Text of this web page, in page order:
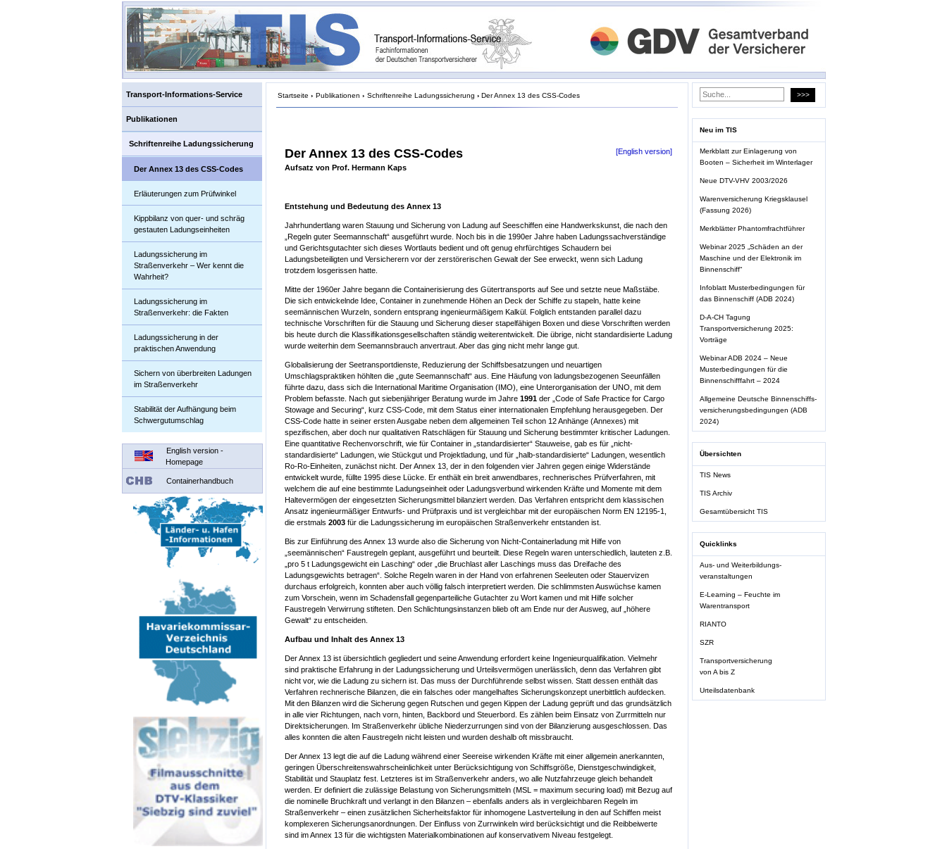
Transport-Informations-Service
Publikationen
Schriftenreihe Ladungssicherung
Der Annex 13 des CSS-Codes
Erläuterungen zum Prüfwinkel
Kippbilanz von quer- und schräg
gestauten Ladungseinheiten
Ladungssicherung im
Straßenverkehr – Wer kennt die
Wahrheit?
Ladungssicherung im
Straßenverkehr: die Fakten
Ladungssicherung in der
praktischen Anwendung
Sichern von überbreiten Ladungen
im Straßenverkehr
Stabilität der Aufhängung beim
Schwergutumschlag
English version -
Homepage
Containerhandbuch
Startseite › Publikationen › Schriftenreihe Ladungssicherung › Der Annex 13 des CSS-Codes
Der Annex 13 des CSS-Codes
Aufsatz von Prof. Hermann Kaps
[English version]
Entstehung und Bedeutung des Annex 13
Jahrhundertlang waren Stauung und Sicherung von Ladung auf Seeschiffen eine Handwerkskunst, die nach den
„Regeln guter Seemannschaft“ ausgeführt wurde. Noch bis in die 1990er Jahre haben Ladungssachverständige
und Gerichtsgutachter sich dieses Wortlauts bedient und oft genug ehrfürchtiges Schaudern bei
Ladungsbeteiligten und Versicherern vor der zerstörerischen Gewalt der See erweckt, wenn sich Ladung
trotzdem losgerissen hatte.
Mitte der 1960er Jahre begann die Containerisierung des Gütertransports auf See und setzte neue Maßstäbe.
Die sich entwickelnde Idee, Container in zunehmende Höhen an Deck der Schiffe zu stapeln, hatte keine
seemännischen Wurzeln, sondern entsprang ingenieurmäßigem Kalkül. Folglich entstanden parallel dazu
technische Vorschriften für die Stauung und Sicherung dieser stapelfähigen Boxen und diese Vorschriften werden
bis heute durch die Klassifikationsgesellschaften ständig weiterentwickelt. Die übrige, nicht standardisierte Ladung
wurde weiterhin dem Seemannsbrauch anvertraut. Aber das ging nicht mehr lange gut.
Globalisierung der Seetransportdienste, Reduzierung der Schiffsbesatzungen und neuartigen
Umschlagspraktiken höhlten die „gute Seemannschaft“ aus. Eine Häufung von ladungsbezogenen Seeunfällen
führte dazu, dass sich die International Maritime Organisation (IMO), eine Unterorganisation der UNO, mit dem
Problem befasste. Nach gut siebenjähriger Beratung wurde im Jahre 1991 der „Code of Safe Practice for Cargo
Stowage and Securing“, kurz CSS-Code, mit dem Status einer internationalen Empfehlung herausgegeben. Der
CSS-Code hatte in seiner ersten Ausgabe neben dem allgemeinen Teil schon 12 Anhänge (Annexes) mit
spezifischen, aber doch nur qualitativen Ratschlägen für Stauung und Sicherung bestimmter kritischer Ladungen.
Eine quantitative Rechenvorschrift, wie für Container in „standardisierter“ Stauweise, gab es für „nicht-
standardisierte“ Ladungen, wie Stückgut und Projektladung, und für „halb-standardisierte“ Ladungen, wesentlich
Ro-Ro-Einheiten, zunächst nicht. Der Annex 13, der in den folgenden vier Jahren gegen einige Widerstände
entwickelt wurde, füllte 1995 diese Lücke. Er enthält ein breit anwendbares, rechnerisches Prüfverfahren, mit
welchem die auf eine bestimmte Ladungseinheit oder Ladungsverbund wirkenden Kräfte und Momente mit dem
Haltevermögen der eingesetzten Sicherungsmittel bilanziert werden. Das Verfahren entspricht dem klassischen
Ansatz ingenieurmäßiger Entwurfs- und Prüfpraxis und ist vergleichbar mit der europäischen Norm EN 12195-1,
die erstmals 2003 für die Ladungssicherung im europäischen Straßenverkehr entstanden ist.
Bis zur Einführung des Annex 13 wurde also die Sicherung von Nicht-Containerladung mit Hilfe von
„seemännischen“ Faustregeln geplant, ausgeführt und beurteilt. Diese Regeln waren unterschiedlich, lauteten z.B.
„pro 5 t Ladungsgewicht ein Lasching“ oder „die Bruchlast aller Laschings muss das Dreifache des
Ladungsgewichts betragen“. Solche Regeln waren in der Hand von erfahrenen Seeleuten oder Stauervizen
durchaus erfolgreich, konnten aber auch völlig falsch interpretiert werden. Die schlimmsten Auswüchse kamen
zum Vorschein, wenn im Schadensfall gegenparteiliche Gutachter zu Wort kamen und mit Hilfe solcher
Faustregeln Verwirrung stifteten. Den Schlichtungsinstanzen blieb oft am Ende nur der Ausweg, auf „höhere
Gewalt“ zu entscheiden.
Aufbau und Inhalt des Annex 13
Der Annex 13 ist übersichtlich gegliedert und seine Anwendung erfordert keine Ingenieurqualifikation. Vielmehr
sind praktische Erfahrung in der Ladungssicherung und Urteilsvermögen unerlässlich, denn das Verfahren gibt
nicht vor, wie die Ladung zu sichern ist. Das muss der Durchführende selbst wissen. Statt dessen enthält das
Verfahren rechnerische Bilanzen, die ein falsches oder mangelhaftes Sicherungskonzept unerbittlich aufdecken.
Mit den Bilanzen wird die Sicherung gegen Rutschen und gegen Kippen der Ladung geprüft und das grundsätzlich
in alle vier Richtungen, nach vorn, hinten, Backbord und Steuerbord. Es zählen beim Einsatz von Zurrmitteln nur
Direktsicherungen. Im Straßenverkehr übliche Niederzurrungen sind von der Bilanzierung ausgeschlossen. Das
alles konnten die alten Faustregeln nicht leisten und wurden deshalb oft missbraucht.
Der Annex 13 legt die auf die Ladung während einer Seereise wirkenden Kräfte mit einer allgemein anerkannten,
geringen Überschreitenswahrscheinlichkeit unter Berücksichtigung von Schiffsgröße, Dienstgeschwindigkeit,
Stabilität und Stauplatz fest. Letzteres ist im Straßenverkehr anders, wo alle Nutzfahrzeuge gleich behandelt
werden. Er definiert die zulässige Belastung von Sicherungsmitteln (MSL = maximum securing load) mit Bezug auf
die nominelle Bruchkraft und verlangt in den Bilanzen – ebenfalls anders als in vergleichbaren Regeln im
Straßenverkehr – einen zusätzlichen Sicherheitsfaktor für inhomogene Lastverteilung in den auf Schiffen meist
komplexeren Sicherungsanordnungen. Der Einfluss von Zurrwinkeln wird berücksichtigt und die Reibbeiwerte
sind im Annex 13 für die wichtigsten Materialkombinationen auf konservativem Niveau festgelegt.
Neu im TIS
Merkblatt zur Einlagerung von
Booten – Sicherheit im Winterlager
Neue DTV-VHV 2003/2026
Warenversicherung Kriegsklausel
(Fassung 2026)
Merkblätter Phantomfrachtführer
Webinar 2025 „Schäden an der
Maschine und der Elektronik im
Binnenschiff“
Infoblatt Musterbedingungen für
das Binnenschiff (ADB 2024)
D-A-CH Tagung
Transportversicherung 2025:
Vorträge
Webinar ADB 2024 – Neue
Musterbedingungen für die
Binnenschifffahrt – 2024
Allgemeine Deutsche Binnenschiffs-
versicherungsbedingungen (ADB
2024)
Übersichten
TIS News
TIS Archiv
Gesamtübersicht TIS
Quicklinks
Aus- und Weiterbildungs-
veranstaltungen
E-Learning – Feuchte im
Warentransport
RIANTO
SZR
Transportversicherung
von A bis Z
Urteilsdatenbank